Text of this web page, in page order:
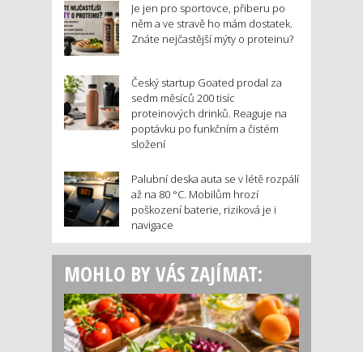
Je jen pro sportovce, přiberu po
něm a ve stravě ho mám dostatek.
Znáte nejčastější mýty o proteinu?
Český startup Goated prodal za
sedm měsíců 200 tisíc
proteinových drinků. Reaguje na
poptávku po funkčním a čistém
složení
Palubní deska auta se v létě rozpálí
až na 80 °C. Mobilům hrozí
poškození baterie, riziková je i
navigace
MOHLO BY VÁS ZAJÍMAT: